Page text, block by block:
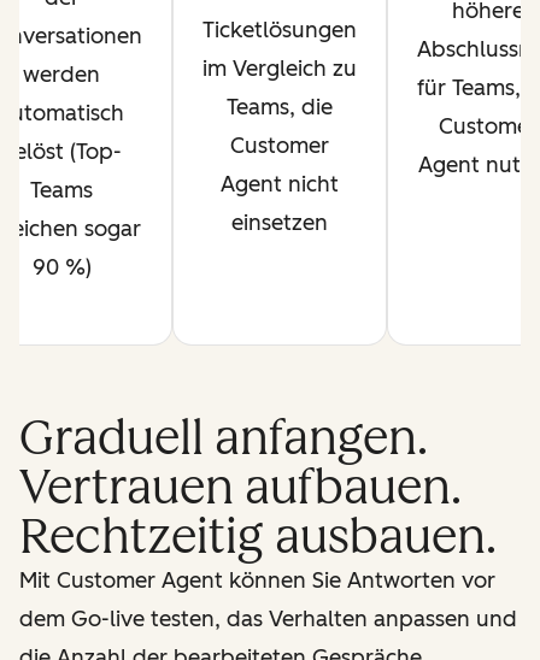
werden
automatisch
gelöst (Top-
Teams
sogar
90 %)
Ticketlösungen
im Vergleich zu
Teams, die
Customer
Agent nicht
einsetzen
höhere
für Teams,
Customer
Agent
Graduell anfangen.
Vertrauen aufbauen.
Rechtzeitig ausbauen.
Mit Customer Agent können Sie Antworten vor
dem Go-live testen, das Verhalten anpassen und